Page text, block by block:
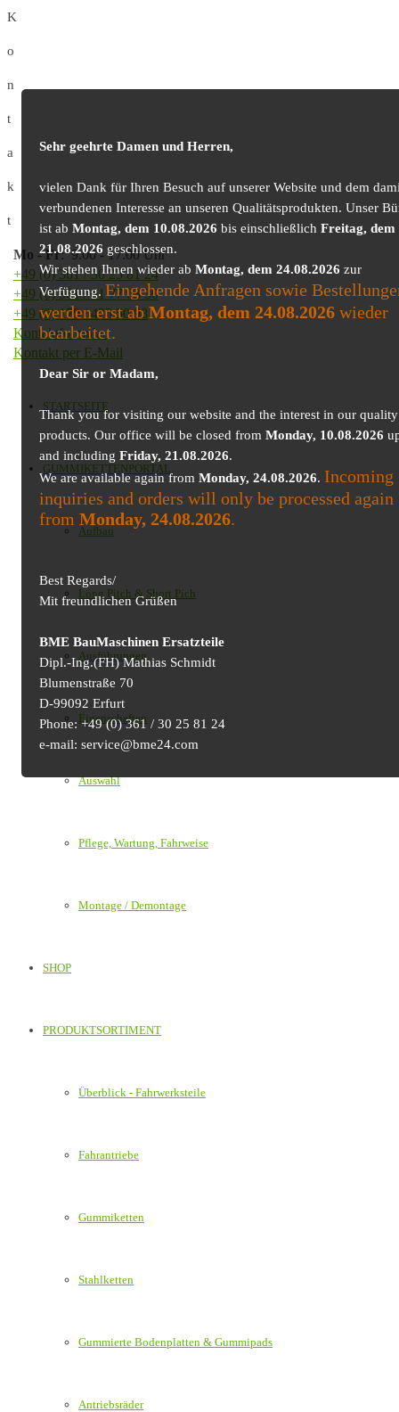
K
o
n
t
a
k
t
Mo -Fr: 9.00 - 17.00 Uhr
+49 (0) 361 / 30 25 81 24
+49 (0) 361 / 41 77 03 30
+49 (0) 179 / 425 50 98
Kontaktformular
Kontakt per E-Mail
STARTSEITE
GUMMIKETTENPORTAL
Aufbau
Long Pitch & Short Pich
Ausführungen
Eigenschaften
Auswahl
Pflege, Wartung, Fahrweise
Montage / Demontage
SHOP
PRODUKTSORTIMENT
Überblick - Fahrwerksteile
Fahrantriebe
Gummiketten
Stahlketten
Gummierte Bodenplatten & Gummipads
Antriebsräder
Sehr geehrte Damen und Herren,
vielen Dank für Ihren Besuch auf unserer Website und dem
verbundenen Interesse an unseren Qualitätsprodukten. Unser
ist ab Montag, dem 10.08.2026 bis einschließlich Freitag, dem
21.08.2026 geschlossen.
Wir stehen Ihnen wieder ab Montag, dem 24.08.2026 zur
Verfügung.Eingehende Anfragen sowie
werden erst abMontag, dem 24.08.2026wieder
bearbeitet.
Dear Sir or Madam,
Thank you for visiting our website and the interest in our quality
products. Our office will be closed from Monday, 10.08.2026
and including Friday, 21.08.2026.
We are available again from Monday, 24.08.2026. Incoming
inquiries and orders will only be processed again
from Monday, 24.08.2026.
Best Regards/
Mit freundlichen Grüßen
BME BauMaschinen Ersatzteile
Dipl.-Ing.(FH) Mathias Schmidt
Blumenstraße 70
D-99092 Erfurt
Phone: +49 (0) 361 / 30 25 81 24
e-mail: service@bme24.com